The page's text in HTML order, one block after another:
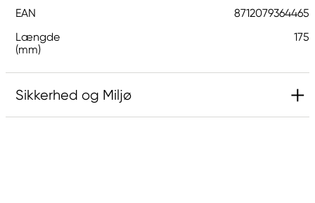
EAN
8712079364465
Længde
(mm)
175
Sikkerhed og Miljø